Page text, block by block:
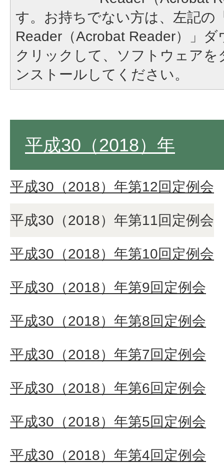
す。お持ちでない方は、左記の
Reader（Acrobat Reader）」
クリックして、ソフトウェア
ンストールしてください。
平成30（2018）年
平成30（2018）年第12回定例会
平成30（2018）年第11回定例会
平成30（2018）年第10回定例会
平成30（2018）年第9回定例会
平成30（2018）年第8回定例会
平成30（2018）年第7回定例会
平成30（2018）年第6回定例会
平成30（2018）年第5回定例会
平成30（2018）年第4回定例会